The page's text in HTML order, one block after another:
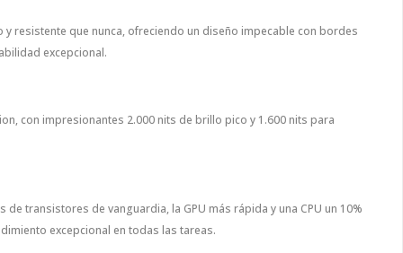
resistente que nunca, ofreciendo un diseño impecable con bordes
excepcional.
con impresionantes 2.000 nits de brillo pico y 1.600 nits para
transistores de vanguardia, la GPU más rápida y una CPU un 10%
excepcional en todas las tareas.